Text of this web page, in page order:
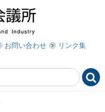
お問い合わせ
リンク集
